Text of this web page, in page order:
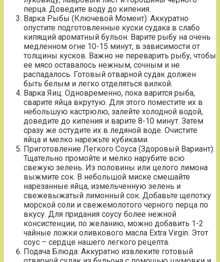
перца. Доведите воду до кипения.
Варка Рыбы (Ключевой Момент): Аккуратно
опустите подготовленные куски судака в слабо
кипящий ароматный бульон. Варите рыбу на очень
медленном огне 10-15 минут, в зависимости от
толщины кусков. Важно не переварить рыбу, чтобы
ее мясо оставалось нежным, сочным и не
распадалось. Готовый отварной судак должен
быть белым и легко отделяться вилкой.
Варка Яиц: Одновременно, пока варится рыба,
сварите яйца вкрутую. Для этого поместите их в
небольшую кастрюлю, залейте холодной водой,
доведите до кипения и варите 8-10 минут. Затем
сразу же остудите их в ледяной воде. Очистите
яйца и мелко нарежьте кубиками.
Приготовление Легкого Соуса (Здоровый Вариант):
Тщательно промойте и мелко нарубите всю
свежую зелень. Из половины или целого лимона
выжмите сок. В небольшой миске смешайте
нарезанные яйца, измельченную зелень и
свежевыжатый лимонный сок. Добавьте щепотку
морской соли и свежемолотого черного перца по
вкусу. Для придания соусу более нежной
консистенции, по желанию, можно добавить 1-2
чайные ложки оливкового масла Extra Virgin. Этот
соус – сердце нашего легкого рецепта.
Подача Блюда: Аккуратно извлеките готовый